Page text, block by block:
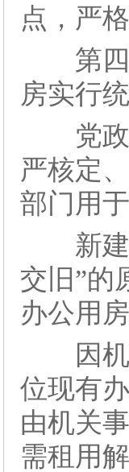
点，严
第四
房实行
党政机
严核定
部门用
新建、
交旧”的
办公用
因机
位现有
由机关
需租用